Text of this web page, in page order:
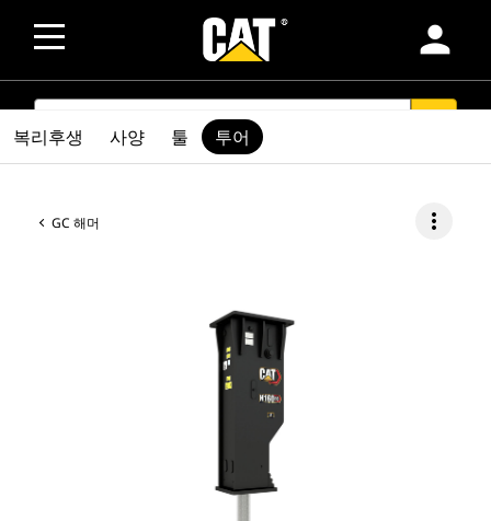
person
SEARCH
GC 해머 more_vert
복리후생 사양 툴 투어